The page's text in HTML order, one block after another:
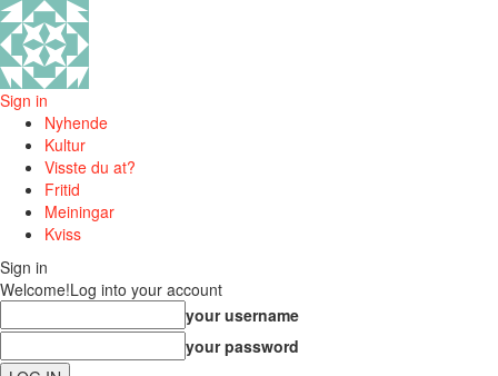
Sign in
Nyhende
Kultur
Visste du at?
Fritid
Meiningar
Kviss
Sign in
Welcome!Log into your account
your username
your password